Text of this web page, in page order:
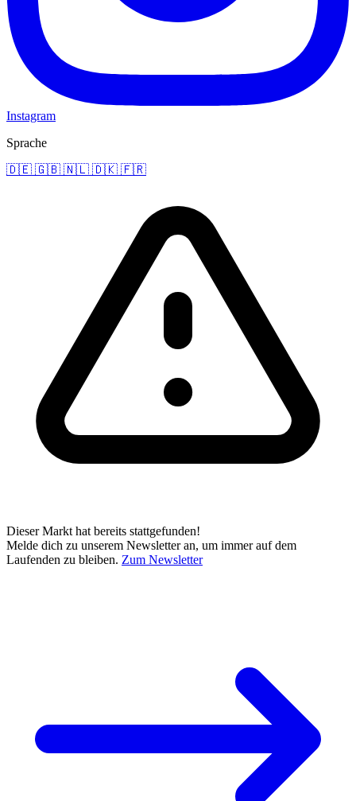
Instagram
Sprache
🇩🇪 🇬🇧 🇳🇱 🇩🇰 🇫🇷
Dieser Markt hat bereits stattgefunden!
Melde dich zu unserem Newsletter an, um immer auf dem
Laufenden zu bleiben. Zum Newsletter